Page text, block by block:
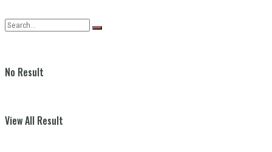
No Result
View All Result